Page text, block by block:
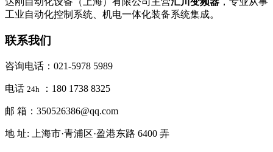
工业自动化控制系统、机电一体化装备系统集成。
联系我们
咨询电话：021-5978 5989
电话 24h ：180 1738 8325
邮 箱：350526386@qq.com
地 址: 上海市·青浦区·盈港东路 6400 弄